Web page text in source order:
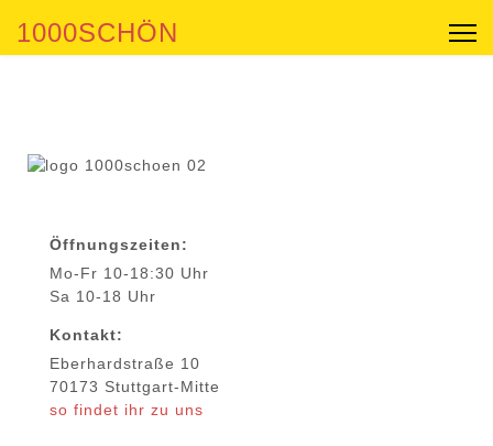
1000SCHÖN
Öffnungszeiten:
Mo-Fr 10-18:30 Uhr
Sa 10-18 Uhr
Kontakt:
Eberhardstraße 10
70173 Stuttgart-Mitte
so findet ihr zu uns